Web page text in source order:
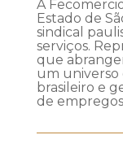
A
Estado de
sindical
serviços.
que
um universo
brasileiro e
de